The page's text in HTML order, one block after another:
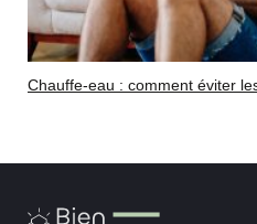
Chauffe-eau : comment éviter
Bien